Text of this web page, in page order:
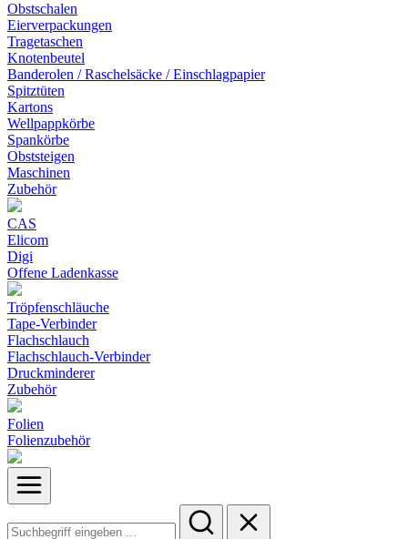
Obstschalen
Eierverpackungen
Tragetaschen
Knotenbeutel
Banderolen / Raschelsäcke / Einschlagpapier
Spitztüten
Kartons
Wellpappkörbe
Spankörbe
Obststeigen
Maschinen
Zubehör
CAS
Elicom
Digi
Offene Ladenkasse
Tröpfenschläuche
Tape-Verbinder
Flachschlauch
Flachschlauch-Verbinder
Druckminderer
Zubehör
Folien
Folienzubehör